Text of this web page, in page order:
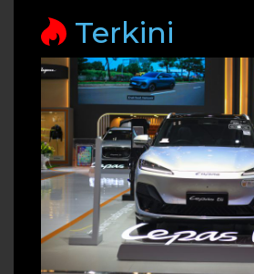
Terkini